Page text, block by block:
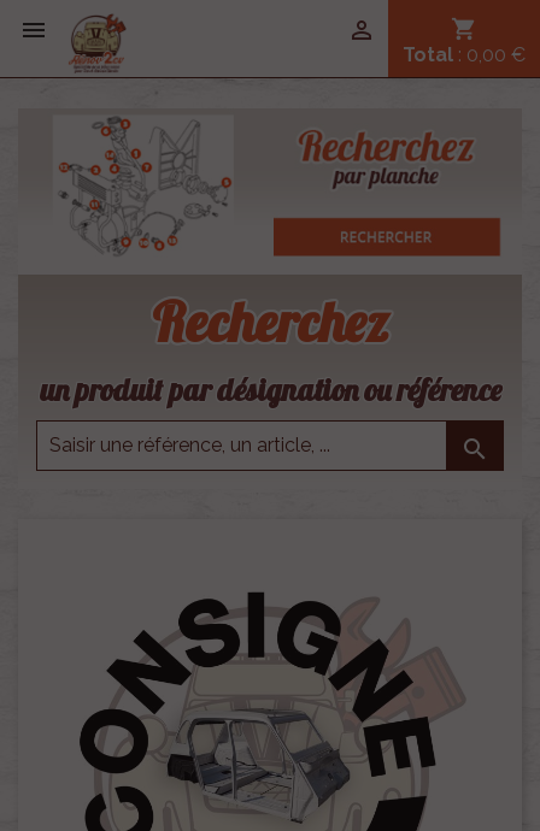
 shopping_cart
Total : 0,00 €

Recherchez
un produit par désignation ou référence
